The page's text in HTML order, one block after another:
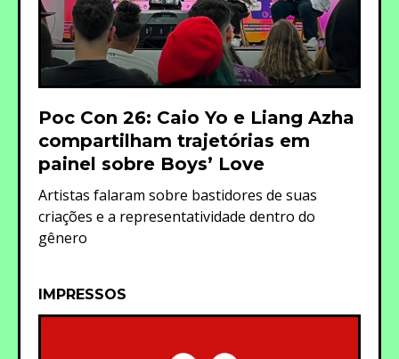
Poc Con 26: Caio Yo e Liang Azha
compartilham trajetórias em
painel sobre Boys’ Love
Artistas falaram sobre bastidores de suas
criações e a representatividade dentro do
gênero
IMPRESSOS